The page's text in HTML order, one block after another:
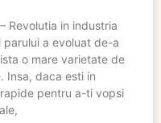
Revolutia in industria
a evoluat de-a
o mare varietate de
Insa, daca esti in
pentru a-ti vopsi